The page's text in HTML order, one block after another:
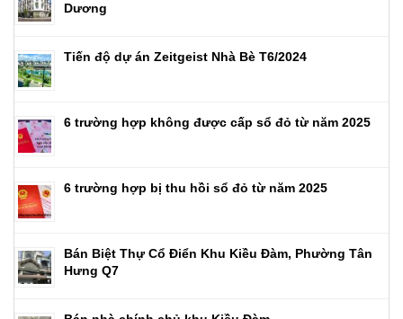
Dương
Tiến độ dự án Zeitgeist Nhà Bè T6/2024
6 trường hợp không được cấp sổ đỏ từ năm 2025
6 trường hợp bị thu hồi sổ đỏ từ năm 2025
Bán Biệt Thự Cổ Điển Khu Kiều Đàm, Phường Tân
Hưng Q7